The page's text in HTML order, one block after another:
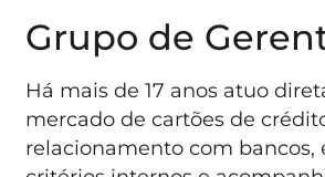
Grupo de
Há mais de 17 anos atuo
mercado de cartões de
relacionamento com bancos,